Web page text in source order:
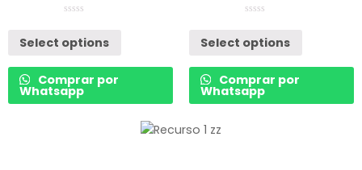
out
of
Select options
Comprar por
Whatsapp
out
of
Select options
Comprar por
Whatsapp